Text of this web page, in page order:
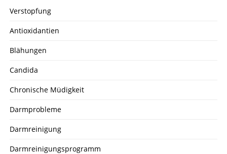
Verstopfung
Antioxidantien
Blähungen
Candida
Chronische Müdigkeit
Darmprobleme
Darmreinigung
Darmreinigungsprogramm